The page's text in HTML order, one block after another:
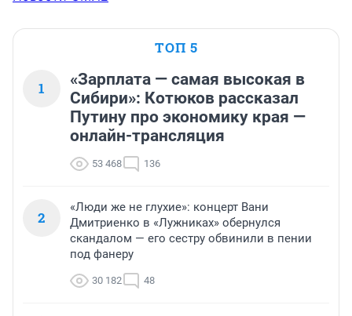
ТОП 5
1
«Зарплата — самая высокая в
Сибири»: Котюков рассказал
Путину про экономику края —
онлайн-трансляция
53 468 136
2
«Люди же не глухие»: концерт Вани
Дмитриенко в «Лужниках» обернулся
скандалом — его сестру обвинили в пении
под фанеру
30 182 48